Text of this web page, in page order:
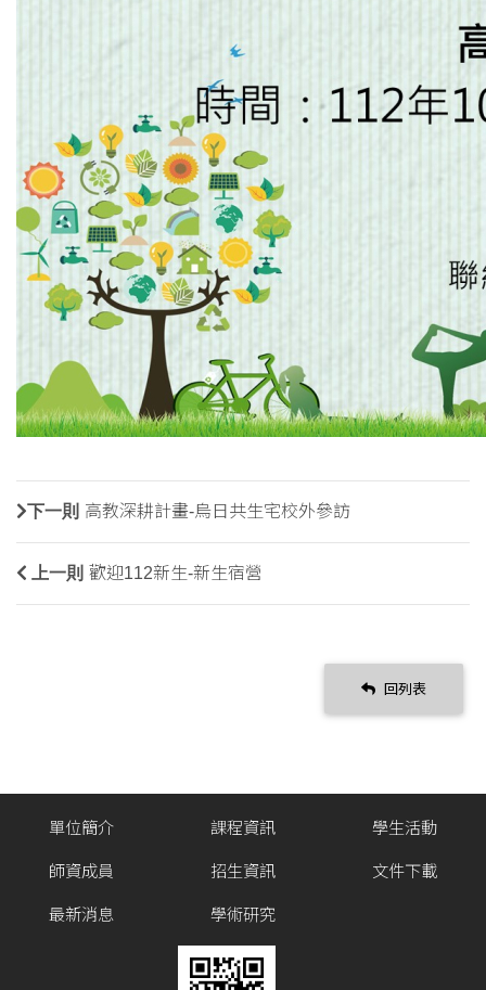
下一則 高教深耕計畫-烏日共生宅校外參訪
上一則 歡迎112新生-新生宿營
回列表
單位簡介
師資成員
最新消息
課程資訊
招生資訊
學術研究
學生活動
文件下載